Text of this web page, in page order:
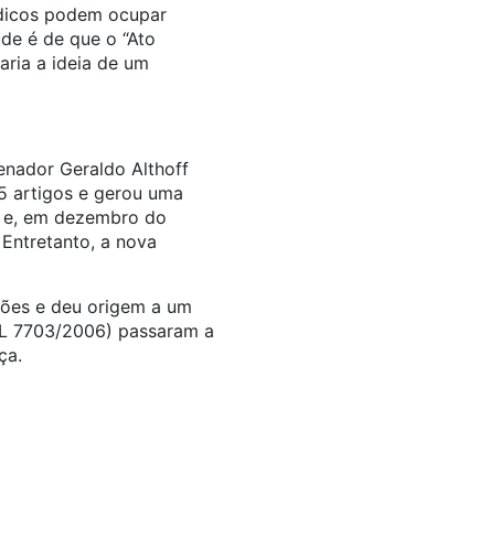
podem ocupar
é de que o “Ato
a ideia de um
Geraldo Althoff
artigos e gerou uma
em dezembro do
a nova
e deu origem a um
7703/2006) passaram a